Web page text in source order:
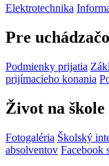
Elektrotechnika
Pre
Podmienky prijatia
prijímacieho konania
Život na škole
Fotogaléria Školský
absolventov Facebook